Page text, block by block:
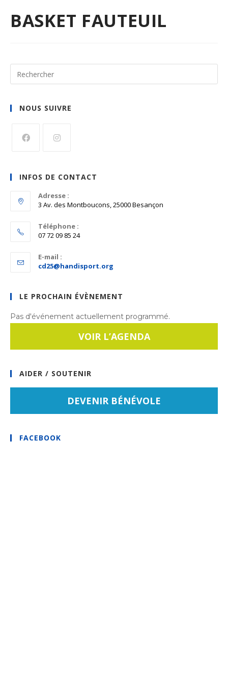
BASKET FAUTEUIL
NOUS SUIVRE
un
nouvel
un
nouvel
onglet
INFOS DE CONTACT
Adresse :
3 Av. des Montboucons, 25000 Besançon
Téléphone :
07 72 09 85 24
E-mail :
cd25@handisport.org
application
LE PROCHAIN ÉVÈNEMENT
Pas d'événement actuellement programmé.
VOIR L’AGENDA
AIDER / SOUTENIR
DEVENIR BÉNÉVOLE
FACEBOOK